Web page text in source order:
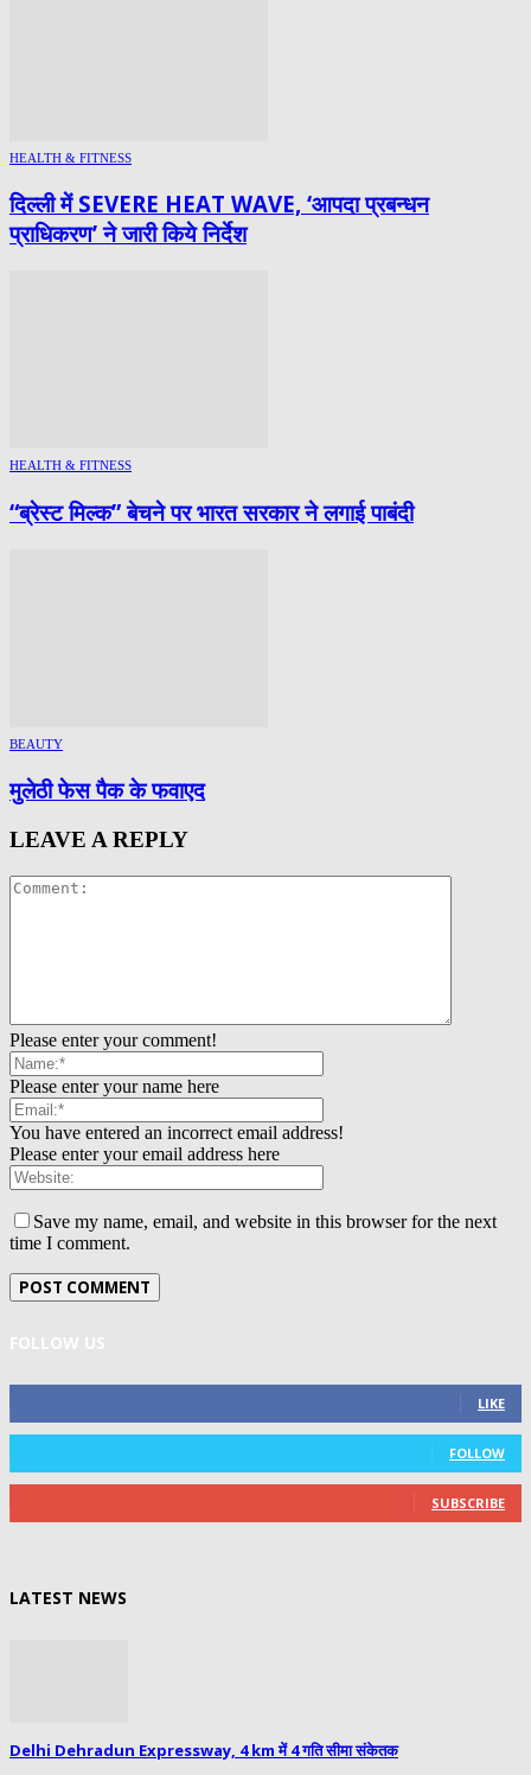
HEALTH & FITNESS
दिल्ली में SEVERE HEAT WAVE, ‘आपदा प्रबन्धन
प्राधिकरण’ ने जारी किये निर्देश
HEALTH & FITNESS
“ब्रेस्ट मिल्क” बेचने पर भारत सरकार ने लगाई पाबंदी
BEAUTY
मुलेठी फेस पैक के फवाएद
LEAVE A REPLY
Please enter your comment!
Please enter your name here
You have entered an incorrect email address!
Please enter your email address here
Save my name, email, and website in this browser for the next
time I comment.
FOLLOW US
LIKE
FOLLOW
SUBSCRIBE
LATEST NEWS
Delhi Dehradun Expressway, 4 km में 4 गति सीमा संकेतक